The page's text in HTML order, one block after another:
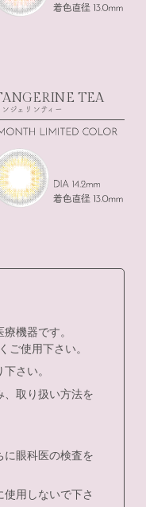
TEA
ンジェリンティー
機器です。
ご使用下さい。
さい。
、取り扱い方法を
に眼科医の検査を
用しないで下さ